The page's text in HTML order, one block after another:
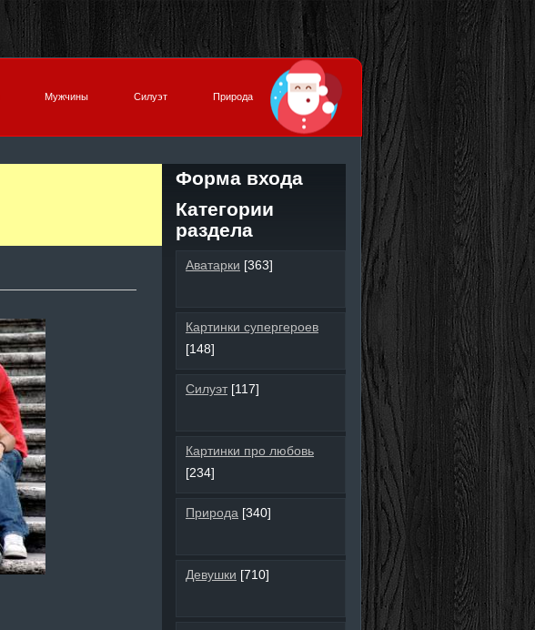
Мужчины Силуэт Природа
Форма входа
Категории
раздела
Аватарки [363]
Картинки супергероев
[148]
Силуэт [117]
Картинки про любовь
[234]
Природа [340]
Девушки [710]